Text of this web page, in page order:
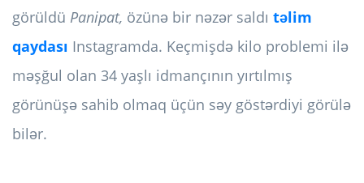
görüldü Panipat, özünə bir nəzər saldı təlim
qaydası Instagramda. Keçmişdə kilo problemi ilə
məşğul olan 34 yaşlı idmançının yırtılmış
görünüşə sahib olmaq üçün səy göstərdiyi görülə
bilər.